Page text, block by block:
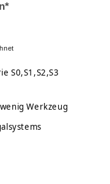
S0,S1,S2,S3
Werkzeug